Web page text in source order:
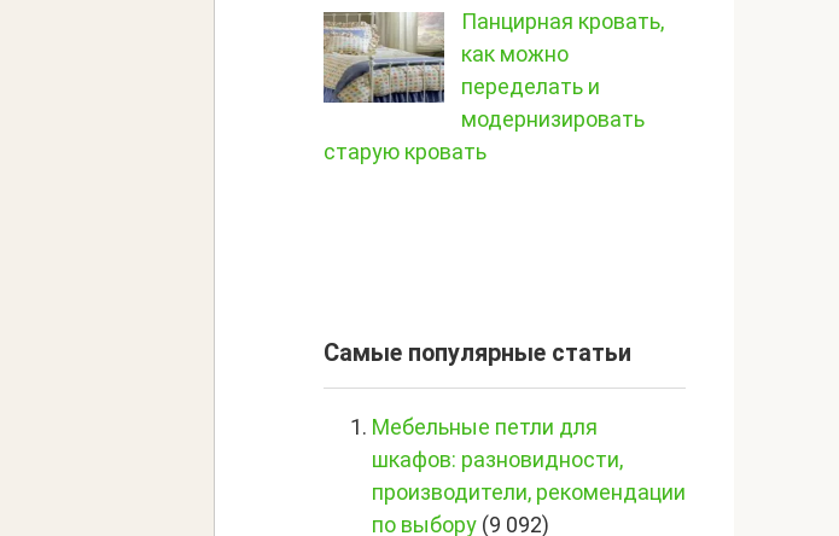
Панцирная кровать,
как можно
переделать и
модернизировать
старую кровать
Самые популярные статьи
Мебельные петли для
шкафов: разновидности,
производители, рекомендации
по выбору (9 092)